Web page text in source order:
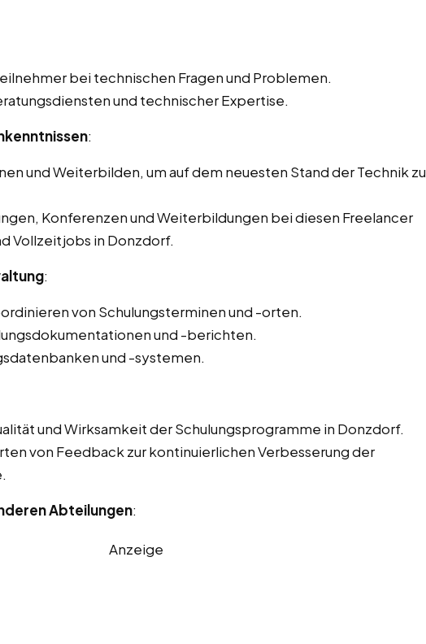
bei technischen Fragen und Problemen.
und technischer Expertise.
:
und Weiterbilden, um auf dem neuesten Stand der Technik zu
Konferenzen und Weiterbildungen bei diesen Freelancer
Vollzeitjobs in Donzdorf.
:
von Schulungsterminen und -orten.
und -berichten.
und -systemen.
und Wirksamkeit der Schulungsprogramme in Donzdorf.
von Feedback zur kontinuierlichen Verbesserung der
Abteilungen:
Anzeige